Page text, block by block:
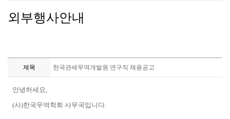
외부행사안내
제목 한국관세무역개발원 연구직 채용공고
안녕하세요,
(사)한국무역학회 사무국입니다.